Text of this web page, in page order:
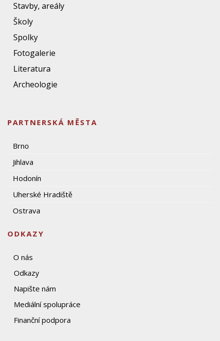
Stavby, areály
Školy
Spolky
Fotogalerie
Literatura
Archeologie
PARTNERSKÁ MĚSTA
Brno
Jihlava
Hodonín
Uherské Hradiště
Ostrava
ODKAZY
O nás
Odkazy
Napište nám
Mediální spolupráce
Finanční podpora